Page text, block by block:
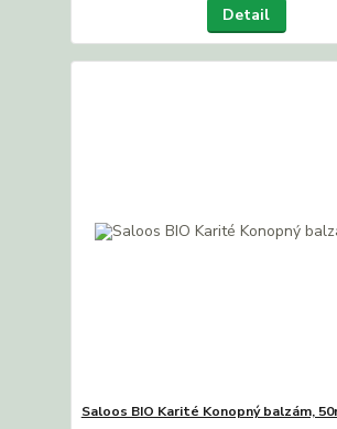
Detail
Saloos BIO Karité Konopný balzám,